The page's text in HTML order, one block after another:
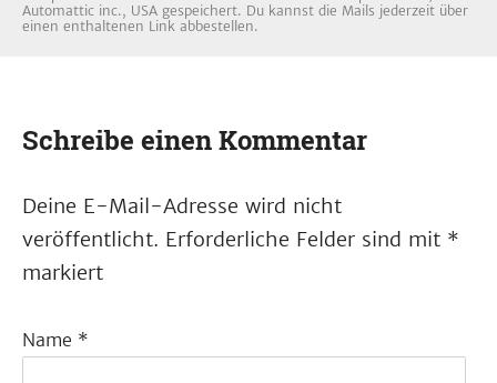
Automattic inc., USA gespeichert. Du kannst die Mails jederzeit über
einen enthaltenen Link abbestellen.
Schreibe einen Kommentar
Deine E-Mail-Adresse wird nicht
veröffentlicht. Erforderliche Felder sind mit *
markiert
Name *